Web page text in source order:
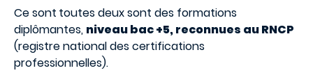
Ce sont toutes deux sont des formations
diplômantes, niveau bac +5, reconnues au RNCP
(registre national des certifications
professionnelles).